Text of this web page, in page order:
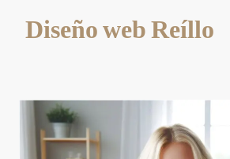
Diseño web Reíllo